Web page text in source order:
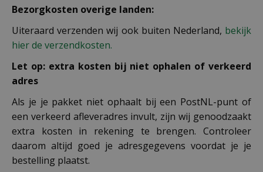
Bezorgkosten overige landen:
Uiteraard verzenden wij ook buiten Nederland, bekijk
hier de verzendkosten.
Let op: extra kosten bij niet ophalen of verkeerd
adres
Als je je pakket niet ophaalt bij een PostNL-punt of
een verkeerd afleveradres invult, zijn wij genoodzaakt
extra kosten in rekening te brengen. Controleer
daarom altijd goed je adresgegevens voordat je je
bestelling plaatst.